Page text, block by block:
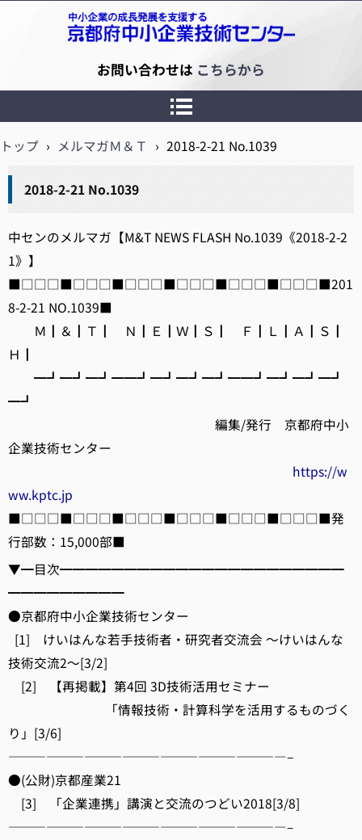
京都府中小企業技術センター
お問い合わせは こちらから
トップ › メルマガＭ＆Ｔ › 2018-2-21 No.1039
2018-2-21 No.1039
中センのメルマガ【M&T NEWS FLASH No.1039《2018-2-2
1》】
■□□□■□□□■□□□■□□□■□□□■□□□■201
8-2-21 NO.1039■
Ｍ┃＆┃Ｔ┃ Ｎ┃Ｅ┃Ｗ┃Ｓ┃ Ｆ┃Ｌ┃Ａ┃Ｓ┃
Ｈ┃
━┛━┛━┛━━┛━┛━┛━┛━━┛━┛━┛━┛
━┛
編集/発行 京都府中小
企業技術センター
https://w
ww.kptc.jp
■□□□■□□□■□□□■□□□■□□□■□□□■発
行部数：15,000部■
▼━目次━━━━━━━━━━━━━━━━━━━━━━
━━━━━━━━━
●京都府中小企業技術センター
[1] けいはんな若手技術者・研究者交流会 ～けいはんな
技術交流2～[3/2]
[2] 【再掲載】第4回 3D技術活用セミナー
「情報技術・計算科学を活用するものづく
り」[3/6]
——————————————————————–
●(公財)京都産業21
[3] 「企業連携」講演と交流のつどい2018[3/8]
——————————————————————–